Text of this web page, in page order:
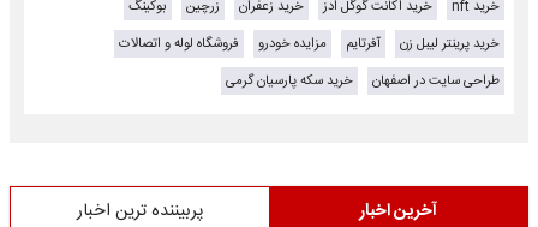
خرید nft خرید اکانت گوگل ادز خرید زعفران زرچین
بوکینگ
خرید پرینتر لیبل زن
آفرتایم مزایده خودرو
فروشگاه لوله و اتصالات
طراحی سایت در اصفهان
خرید سکه پارسیان گرمی
آخرین اخبار پربیننده ترین اخبار